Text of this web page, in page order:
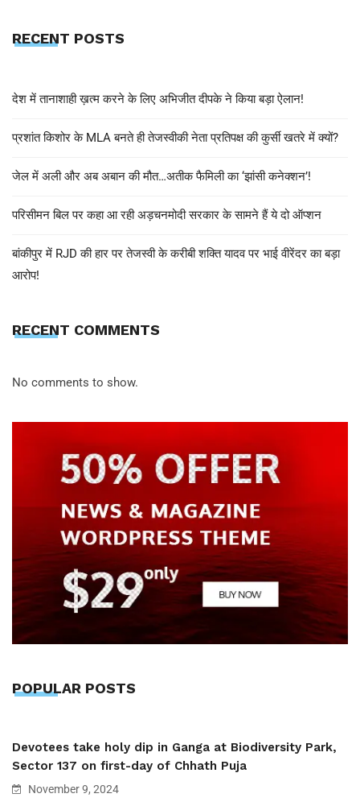
RECENT POSTS
देश में तानाशाही ख़त्म करने के लिए अभिजीत दीपके ने किया बड़ा ऐलान!
प्रशांत किशोर के MLA बनते ही तेजस्वीकी नेता प्रतिपक्ष की कुर्सी खतरे में क्यों?
जेल में अली और अब अबान की मौत…अतीक फैमिली का ‘झांसी कनेक्शन’!
परिसीमन बिल पर कहा आ रही अड़चनमोदी सरकार के सामने हैं ये दो ऑप्शन
बांकीपुर में RJD की हार पर तेजस्वी के करीबी शक्ति यादव पर भाई वीरेंदर का बड़ा
आरोप!
RECENT COMMENTS
No comments to show.
POPULAR POSTS
Devotees take holy dip in Ganga at Biodiversity Park,
Sector 137 on first-day of Chhath Puja
November 9, 2024